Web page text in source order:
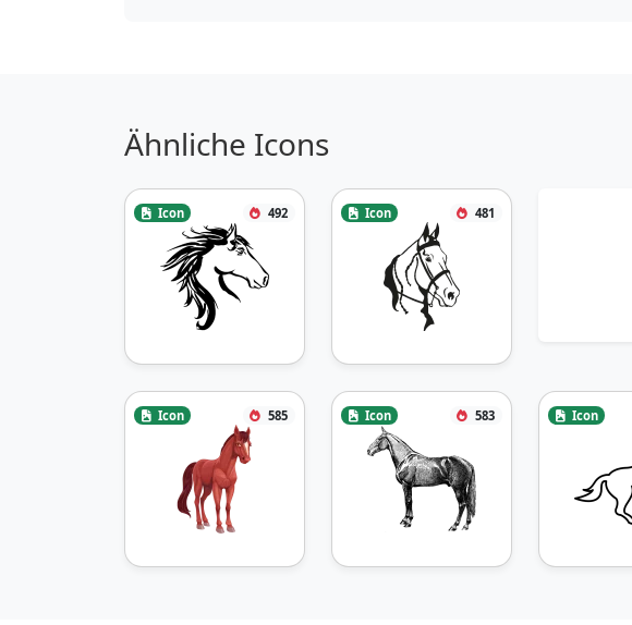
Ähnliche Icons
Icon 492 Icon 481
Icon 585 Icon 583 Icon